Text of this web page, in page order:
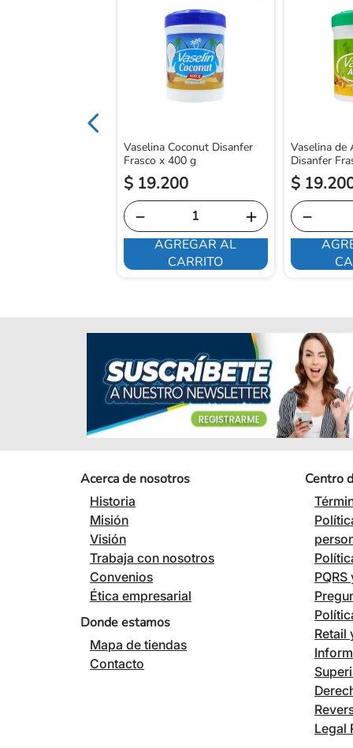
Vaselina Coconut Disanfer
Frasco x 400 g
$ 19.200
＋
－
AGREGAR AL
CARRITO
Vaselina de
Disanfer
$ 19.
－
Acerca de nosotros
Historia
Misión
Visión
Trabaja con nosotros
Convenios
Ética empresarial
Donde estamos
Mapa de tiendas
Contacto
Centro
Retail
Legal